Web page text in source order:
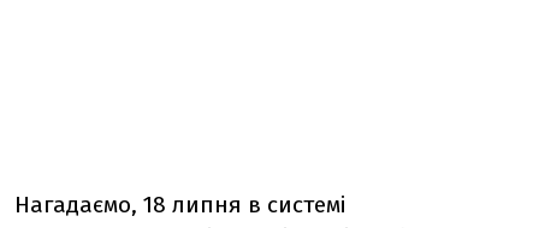
Нагадаємо, 18 липня в системі